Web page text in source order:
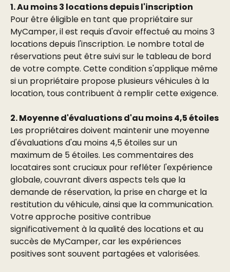
1. Au moins 3 locations depuis l'inscription
Pour être éligible en tant que propriétaire sur
MyCamper, il est requis d'avoir effectué au moins 3
locations depuis l'inscription. Le nombre total de
réservations peut être suivi sur le tableau de bord
de votre compte. Cette condition s'applique même
si un propriétaire propose plusieurs véhicules à la
location, tous contribuent à remplir cette exigence.
2. Moyenne d'évaluations d'au moins 4,5 étoiles
Les propriétaires doivent maintenir une moyenne
d'évaluations d'au moins 4,5 étoiles sur un
maximum de 5 étoiles. Les commentaires des
locataires sont cruciaux pour refléter l'expérience
globale, couvrant divers aspects tels que la
demande de réservation, la prise en charge et la
restitution du véhicule, ainsi que la communication.
Votre approche positive contribue
significativement à la qualité des locations et au
succès de MyCamper, car les expériences
positives sont souvent partagées et valorisées.